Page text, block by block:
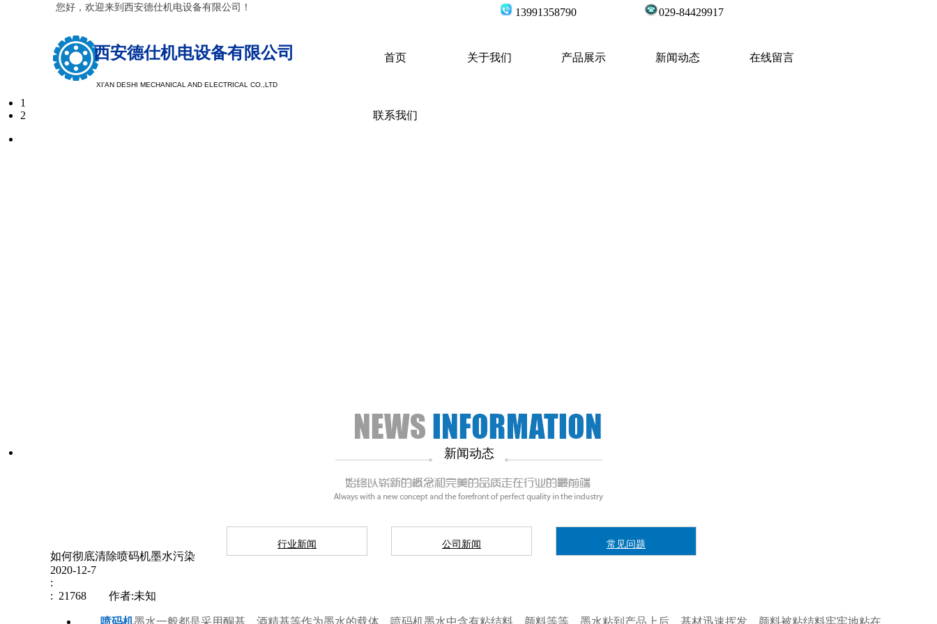
13991358790 029-84429917
您好，欢迎来到西安德仕机电设备有限公司！
西安德仕机电设备有限公司
XI'AN DESHI MECHANICAL AND ELECTRICAL CO.,LTD
1
2
首页 关于我们 产品展示 新闻动态 在线留言
联系我们
新闻动态
行业新闻 公司新闻 常见问题
如何彻底清除喷码机墨水污染
2020-12-7
:
: 21768 作者:未知
喷码机墨水一般都是采用酮基，酒精基等作为墨水的载体。喷码机墨水中含有粘结料，颜料等等。墨水粘到产品上后，基材迅速挥发，颜料被粘结料牢牢地粘在